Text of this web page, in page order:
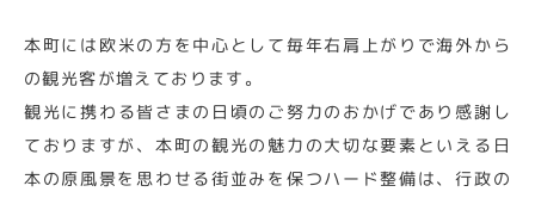
本町には欧米の方を中心として毎年右肩上がりで海外から
の観光客が増えております。
観光に携わる皆さまの日頃のご努力のおかげであり感謝し
ておりますが、本町の観光の魅力の大切な要素といえる日
本の原風景を思わせる街並みを保つハード整備は、行政の